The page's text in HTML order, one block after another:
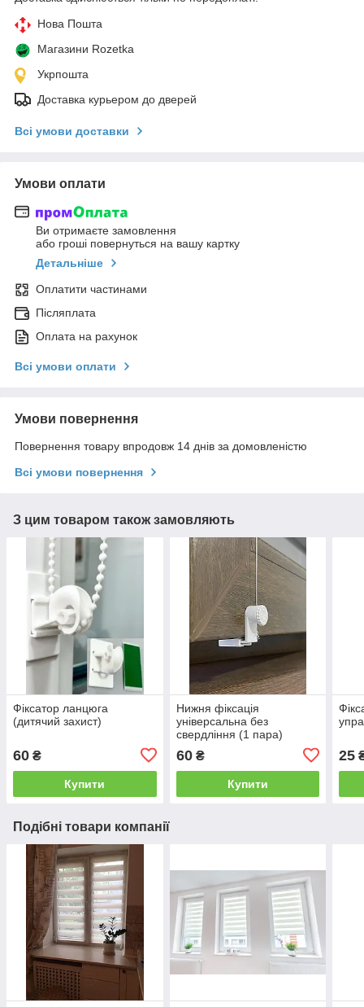
Нова Пошта
Магазини Rozetka
Укрпошта
Доставка курьером до дверей
Всі умови доставки
Умови оплати
Ви отримаєте замовлення
або гроші повернуться на вашу картку
Детальніше
Оплатити частинами
Післяплата
Оплата на рахунок
Всі умови оплати
Умови повернення
Повернення товару впродовж 14 днів за домовленістю
Всі умови повернення
З цим товаром також замовляють
Фіксатор ланцюга
(дитячий захист)
60 ₴
Купити
Нижня фіксація
універсальна без
свердління (1 пара)
60₴
Купити
25
Подібні товари компанії